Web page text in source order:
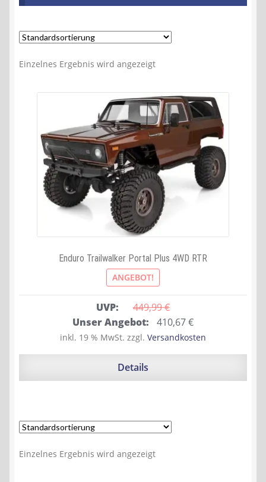
Einzelnes Ergebnis wird angezeigt
Enduro Trailwalker Portal Plus 4WD RTR
ANGEBOT!
UVP: 449,99 €
Ursprünglicher
Preis
war:
Unser Angebot: 410,67€Aktueller
Preis
ist:
inkl. 19 % MwSt. zzgl. Versandkosten
Details
Einzelnes Ergebnis wird angezeigt